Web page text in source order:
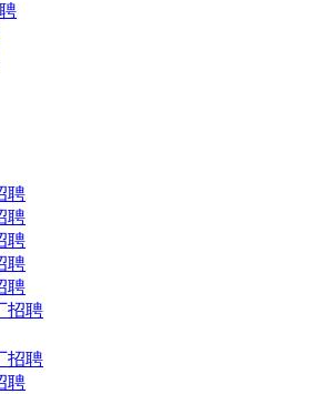
聘
聘
聘
聘
聘
招聘
招聘
聘